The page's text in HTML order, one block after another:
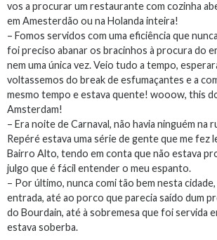
vos a procurar um restaurante com cozinha
em Amesterdão ou na Holanda inteira!
– Fomos servidos com uma eficiência que
foi preciso abanar os bracinhos à procura do
nem uma única vez. Veio tudo a tempo,
voltassemos do break de esfumaçantes e a
mesmo tempo e estava quente! wooow, this
Amsterdam!
– Era noite de Carnaval, não havia ninguém na
Repéré estava uma série de gente que me fez
Bairro Alto, tendo em conta que não estava
julgo que é fácil entender o meu espanto.
– Por último, nunca comi tão bem nesta
entrada, até ao porco que parecia saído dum
do Bourdain, até à sobremesa que foi servida
estava soberba.